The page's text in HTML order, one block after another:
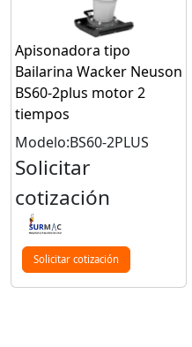
Apisonadora tipo
Bailarina Wacker Neuson
BS60-2plus motor 2
tiempos
Modelo:BS60-2PLUS
Solicitar
cotización
Solicitar cotización